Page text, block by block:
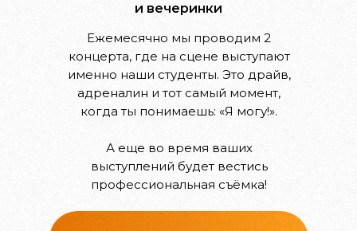
Ежемесячно мы проводим 2
концерта, где на сцене выступают
именно наши студенты. Это драйв,
адреналин и тот самый момент,
когда ты понимаешь: «Я могу!».
А еще во время ваших
выступлений будет вестись
профессиональная съёмка!
и вечеринки